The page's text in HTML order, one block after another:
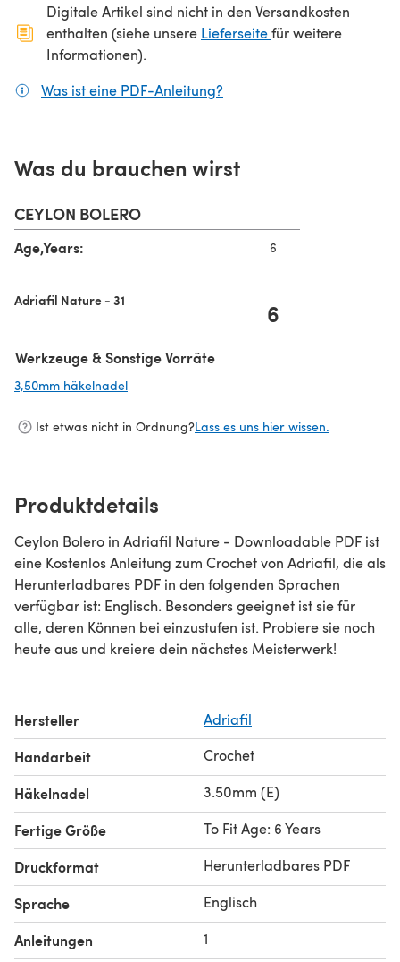
Digitale Artikel sind nicht in den Versandkosten
enthalten (siehe unsere Lieferseite(öffnet sich in
für weitere
Informationen).
Was ist eine PDF-Anleitung?
Was du brauchen wirst
CEYLON BOLERO
Age,Years: 6
Adriafil Nature - 31 6
Werkzeuge & Sonstige Vorräte
3,50mm häkelnadel
Ist etwas nicht in Ordnung?Lass es uns hier wissen.
Produktdetails
Ceylon Bolero in Adriafil Nature - Downloadable PDF ist
eine Kostenlos Anleitung zum Crochet von Adriafil, die als
Herunterladbares PDF in den folgenden Sprachen
verfügbar ist: Englisch. Besonders geeignet ist sie für
alle, deren Können bei einzustufen ist. Probiere sie noch
heute aus und kreiere dein nächstes Meisterwerk!
Hersteller Adriafil
Handarbeit Crochet
Häkelnadel 3.50mm (E)
Fertige Größe To Fit Age: 6 Years
Druckformat Herunterladbares PDF
Sprache Englisch
Anleitungen 1